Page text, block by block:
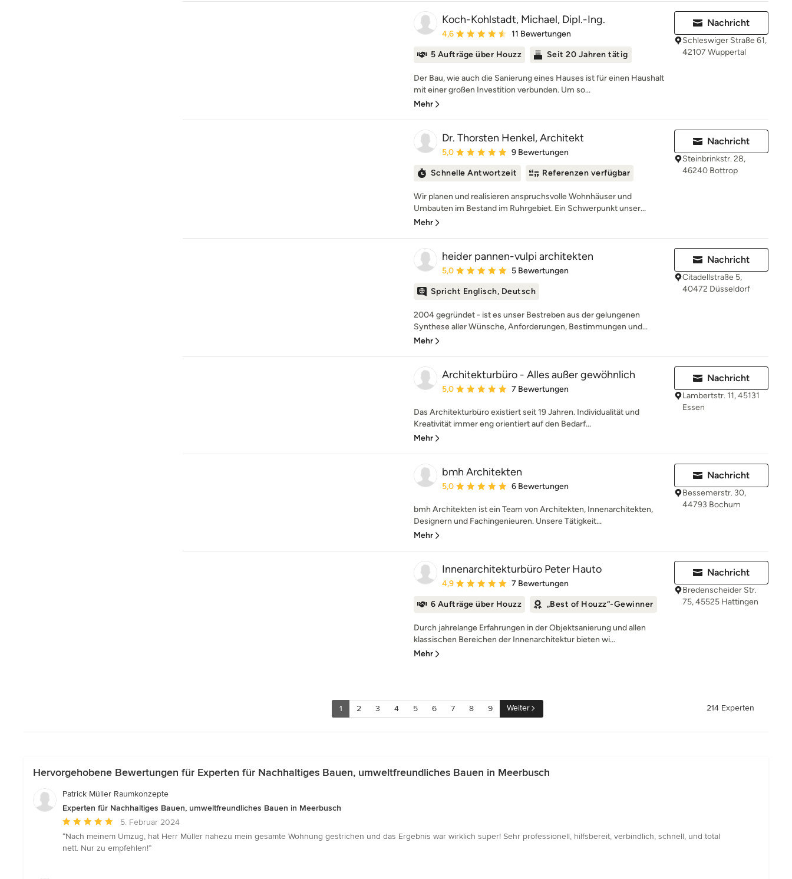
Koch-Kohlstadt, Michael, Dipl.-Ing.
Durchschnittliche Bewertung: 4.6 von 5 Sternen
4,6 11 Bewertungen
5 Aufträge über Houzz Seit 20 Jahren tätig
Der Bau, wie auch die Sanierung eines Hauses ist für einen Haushalt
mit einer großen Investition verbunden. Um so...
Mehr
Nachricht
Schleswiger Straße 61,
42107 Wuppertal
Dr. Thorsten Henkel, Architekt
Durchschnittliche Bewertung: 5 von 5 Sternen
5,0 9 Bewertungen
Schnelle Antwortzeit Referenzen verfügbar
Wir planen und realisieren anspruchsvolle Wohnhäuser und
Umbauten im Bestand im Ruhrgebiet. Ein Schwerpunkt unser...
Mehr
Nachricht
Steinbrinkstr. 28,
46240 Bottrop
heider pannen-vulpi architekten
Durchschnittliche Bewertung: 5 von 5 Sternen
5,0 5 Bewertungen
Spricht Englisch, Deutsch
2004 gegründet - ist es unser Bestreben aus der gelungenen
Synthese aller Wünsche, Anforderungen, Bestimmungen und...
Mehr
Nachricht
Citadellstraße 5,
40472 Düsseldorf
Architekturbüro - Alles außer gewöhnlich
Durchschnittliche Bewertung: 5 von 5 Sternen
5,0 7 Bewertungen
Das Architekturbüro existiert seit 19 Jahren. Individualität und
Kreativität immer eng orientiert auf den Bedarf...
Mehr
Nachricht
Lambertstr. 11, 45131
Essen
bmh Architekten
Durchschnittliche Bewertung: 5 von 5 Sternen
5,0 6 Bewertungen
bmh Architekten ist ein Team von Architekten, Innenarchitekten,
Designern und Fachingenieuren. Unsere Tätigkeit...
Mehr
Nachricht
Bessemerstr. 30,
44793 Bochum
Innenarchitekturbüro Peter Hauto
Durchschnittliche Bewertung: 4.9 von 5 Sternen
4,9 7 Bewertungen
6 Aufträge über Houzz „Best of Houzz“-Gewinner
Durch jahrelange Erfahrungen in der Objektsanierung und allen
klassischen Bereichen der Innenarchitektur bieten wi...
Mehr
Nachricht
Bredenscheider Str.
75, 45525 Hattingen
1 2 3 4 5 6 7 8 9 Weiter 214 Experten
Hervorgehobene Bewertungen für Experten für Nachhaltiges Bauen, umweltfreundliches Bauen in Meerbusch
Patrick Müller Raumkonzepte
Experten für Nachhaltiges Bauen, umweltfreundliches Bauen in Meerbusch
Durchschnittliche
Bewertung:
5
5. Februar 2024
“Nach meinem Umzug, hat Herr Müller nahezu mein gesamte Wohnung gestrichen und das Ergebnis war wirklich super! Sehr professionell, hilfsbereit, verbindlich, schnell, und total
nett. Nur zu empfehlen!”